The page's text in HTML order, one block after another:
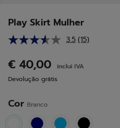
Play Skirt Mulher
3.5 Leu
Link
(15)
€ 40,00
inclui IVA
Devolução grátis
Cor Branco